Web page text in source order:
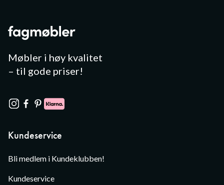
Møbler i høy kvalitet
– til gode priser!
Kundeservice
Bli medlem i Kundeklubben!
Kundeservice